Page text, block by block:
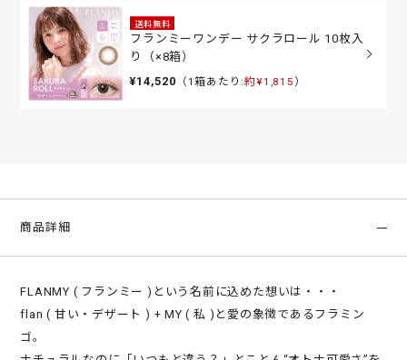
送料無料
フランミーワンデー サクラロール 10枚入
り（×8箱）
¥14,520 （1箱あたり:約¥1,815 ）
商品詳細
FLANMY ( フランミー )という名前に込めた想いは・・・
flan ( 甘い・デザート ) + MY ( 私 )と愛の象徴であるフラミン
ゴ。